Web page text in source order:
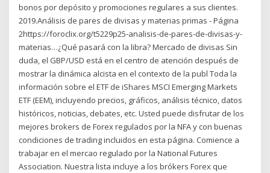
bonos por depósito y promociones regulares a sus clientes.
2019.Análisis de pares de divisas y materias primas - Página
2https://foroclix.org/t5229p25-analisis-de-pares-de-divisas-y-
materias…¿Qué pasará con la libra? Mercado de divisas Sin
duda, el GBP/USD está en el centro de atención después de
mostrar la dinámica alcista en el contexto de la publ Toda la
información sobre el ETF de iShares MSCI Emerging Markets
ETF (EEM), incluyendo precios, gráficos, análisis técnico, datos
históricos, noticias, debates, etc. Usted puede disfrutar de los
mejores brokers de Forex regulados por la NFA y con buenas
condiciones de trading incluidos en esta página. Comience a
trabajar en el mercao regulado por la National Futures
Association. Nuestra lista incluye a los brókers Forex que